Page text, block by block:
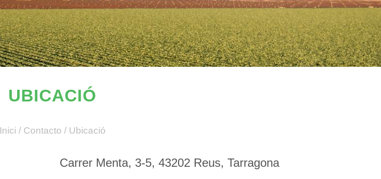
UBICACIÓ
Inici / Contacto / Ubicació
Carrer Menta, 3-5, 43202 Reus, Tarragona